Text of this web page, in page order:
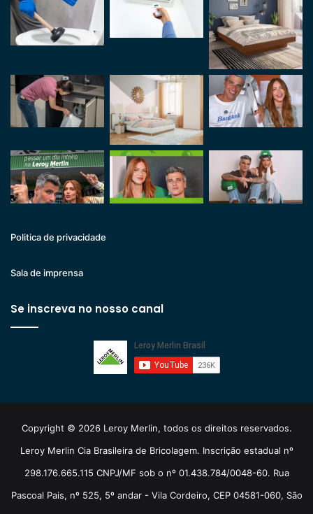
Politica de privacidade
Sala de imprensa
Se inscreva no nosso canal
Copyright © 2026 Leroy Merlin, todos os direitos reservados.
Leroy Merlin Cia Brasileira de Bricolagem. Inscrição estadual nº
298.176.665.115 CNPJ/MF sob o nº 01.438.784/0048-60. Rua
Pascoal Pais, nº 525, 5º andar - Vila Cordeiro, CEP 04581-060, São